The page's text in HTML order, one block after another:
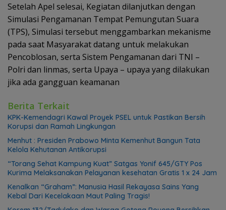
Setelah Apel selesai, Kegiatan dilanjutkan dengan
Simulasi Pengamanan Tempat Pemungutan Suara
(TPS), Simulasi tersebut menggambarkan mekanisme
pada saat Masyarakat datang untuk melakukan
Pencoblosan, serta Sistem Pengamanan dari TNI –
Polri dan linmas, serta Upaya – upaya yang dilakukan
jika ada gangguan keamanan
Berita Terkait
KPK-Kemendagri Kawal Proyek PSEL untuk Pastikan Bersih
Korupsi dan Ramah Lingkungan
Menhut : Presiden Prabowo Minta Kemenhut Bangun Tata
Kelola Kehutanan Antikorupsi
“Torang Sehat Kampung Kuat” Satgas Yonif 645/GTY Pos
Kurima Melaksanakan Pelayanan kesehatan Gratis 1 x 24 Jam
Kenalkan “Graham”: Manusia Hasil Rekayasa Sains Yang
Kebal Dari Kecelakaan Maut Paling Tragis!